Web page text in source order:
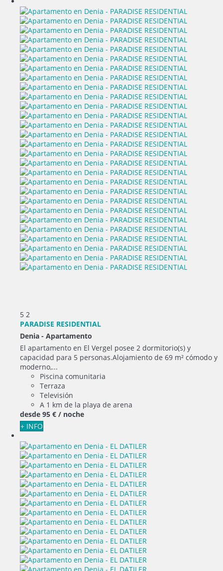
5 2
PARADISE RESIDENTIAL
Denia - Apartamento
El apartamento en El Vergel posee 2 dormitorio(s) y
capacidad para 5 personas.Alojamiento de 69 m² cómodo y
moderno,...
Piscina comunitaria
Terraza
Televisión
A 1 km de la playa de arena
desde 95 € / noche
+ INFO